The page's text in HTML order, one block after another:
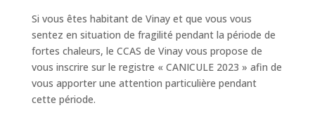
Si vous êtes habitant de Vinay et que vous vous
sentez en situation de fragilité pendant la période de
fortes chaleurs, le CCAS de Vinay vous propose de
vous inscrire sur le registre « CANICULE 2023 » afin de
vous apporter une attention particulière pendant
cette période.